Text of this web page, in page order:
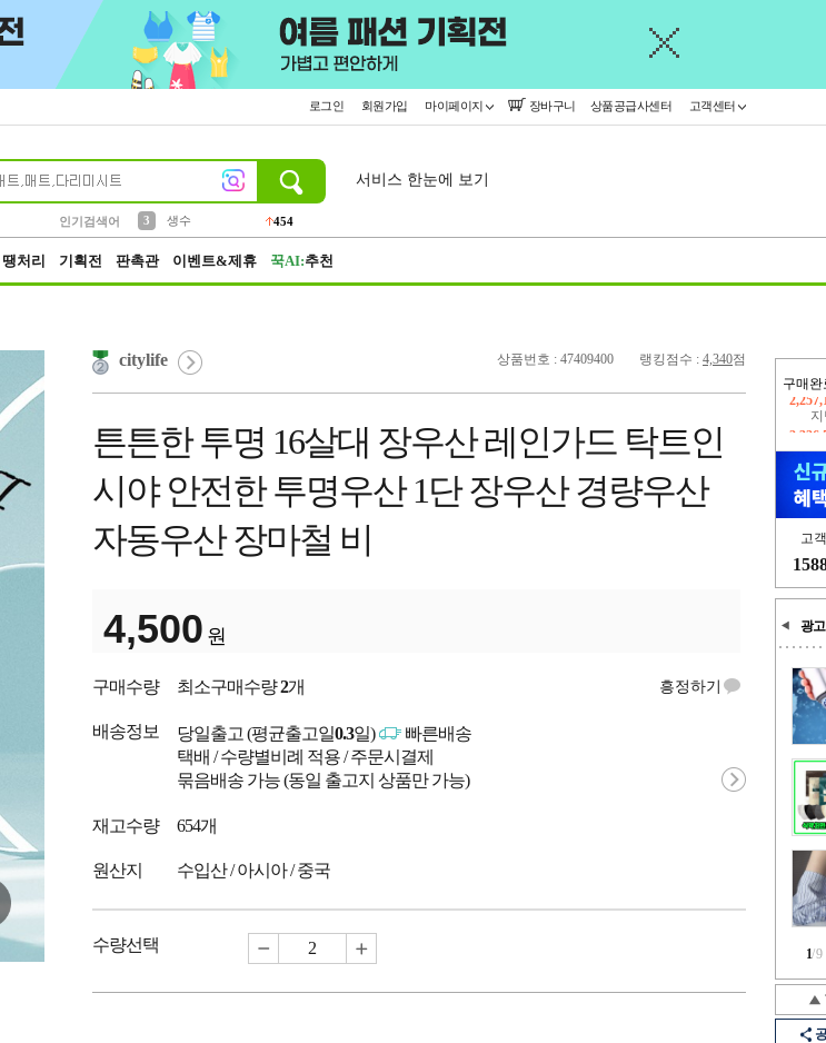
로그인 회원가입 마이페이지 장바구니 상품공급사센터 고객센터
인기검색어
3
생수
454
4
등산 152
서비스 한눈에 보기
땡처리 기획전 판촉관 이벤트&제휴 꾹AI:추천
구매완
고
광고
1/9
상품번호 : 47409400 랭킹점수 : 4,340점
citylife
튼튼한 투명 16살대 장우산 레인가드 탁트인
시야 안전한 투명우산 1단 장우산 경량우산
자동우산 장마철 비
4,500 원
구매수량 최소구매수량2개 흥정하기
배송정보 당일출고 (평균출고일0.3일)
빠른배송
택배 / 수량별비례 적용 / 주문시결제
묶음배송 가능 (동일 출고지 상품만 가능)
재고수량 654개
원산지 수입산 / 아시아 / 중국
수량선택